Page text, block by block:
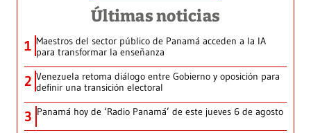
Últimas noticias
1 Maestros del sector público de Panamá acceden a la IA
para transformar la enseñanza
2 Venezuela retoma diálogo entre Gobierno y oposición para
definir una transición electoral
3 Panamá hoy de ‘Radio Panamá’ de este jueves 6 de agosto